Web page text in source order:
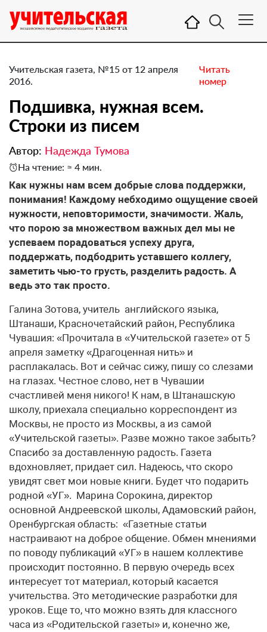
Учительская газета, №15 от 12 апреля
2016.
Читать
номер
Подшивка, нужная всем. ​
Строки из писем
Автор: Надежда Тумова
На чтение: ≈ 4 мин.
Как нужны нам всем добрые слова поддержки,
понимания! Каждому небходимо ощущение своей
нужности, неповторимости, значимости. Жаль,
что порою за множеством важных дел мы не
успеваем порадоваться успеху друга,
поддержать, подбодрить уставшего коллегу,
заметить чью-то грусть, разделить радость. А
ведь это так просто.
Галина Зотова, учитель английского языка,
Штанаши, Красночетайский район, Республика
Чувашия: «Прочитала в «Учительской газете» от 5
апреля заметку «Драгоценная нить» и
расплакалась. Вот и сейчас сижу, пишу со слезами
на глазах. Честное слово, нет в Чувашии
счастливей меня никого! К нам, в Штанашскую
школу, приехала специально корреспондент из
Москвы, не просто из Москвы, а из самой
«Учительской газеты». Разве можно такое забыть?
Спасибо за доставленную радость. Газета
вдохновляет, придает сил. Надеюсь, что скоро
увидят свет мои новые книги. Будет что подарить
родной «УГ». Марина Сорокина, директор
основной Андреевской школы, Адамовский район,
Оренбургская область: «Газетные статьи
настраивают на доброе общение. Обмен мнениями
по поводу публикаций «УГ» в нашем коллективе
происходит постоянно. В первую очередь всех
интересует тот материал, который касается
учительства. Это методические разработки для
уроков. Еще то, что можно взять для классного
часа из «Родительской газеты» и, конечно же,